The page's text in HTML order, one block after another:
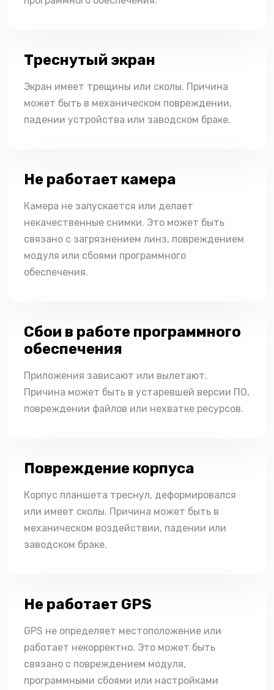
Треснутый экран
Экран имеет трещины или сколы. Причина
может быть в механическом повреждении,
падении устройства или заводском браке.
Не работает камера
Камера не запускается или делает
некачественные снимки. Это может быть
связано с загрязнением линз, повреждением
модуля или сбоями программного
обеспечения.
Сбои в работе программного
обеспечения
Приложения зависают или вылетают.
Причина может быть в устаревшей версии ПО,
повреждении файлов или нехватке ресурсов.
Повреждение корпуса
Корпус планшета треснул, деформировался
или имеет сколы. Причина может быть в
механическом воздействии, падении или
заводском браке.
Не работает GPS
GPS не определяет местоположение или
работает некорректно. Это может быть
связано с повреждением модуля,
программными сбоями или настройками